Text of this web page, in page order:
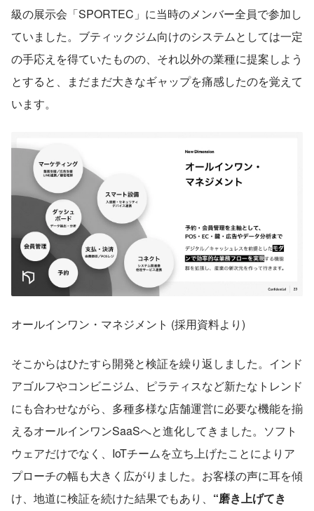
級の展示会「SPORTEC」に当時のメンバー全員で参加し
ていました。ブティックジム向けのシステムとしては一定
の手応えを得ていたものの、それ以外の業種に提案しよう
とすると、まだまだ大きなギャップを痛感したのを覚えて
います。
オールインワン・マネジメント (採用資料より)
そこからはひたすら開発と検証を繰り返しました。インド
アゴルフやコンビニジム、ピラティスなど新たなトレンド
にも合わせながら、多種多様な店舗運営に必要な機能を揃
えるオールインワンSaaSへと進化してきました。ソフト
ウェアだけでなく、IoTチームを立ち上げたことによりア
プローチの幅も大きく広がりました。お客様の声に耳を傾
け、地道に検証を続けた結果でもあり、 “磨き上げてき